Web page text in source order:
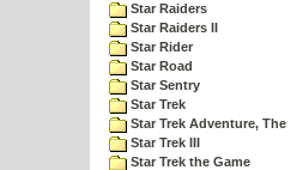
Star Raiders
Star Raiders II
Star Rider
Star Road
Star Sentry
Star Trek
Star Trek Adventure, The
Star Trek III
Star Trek the Game